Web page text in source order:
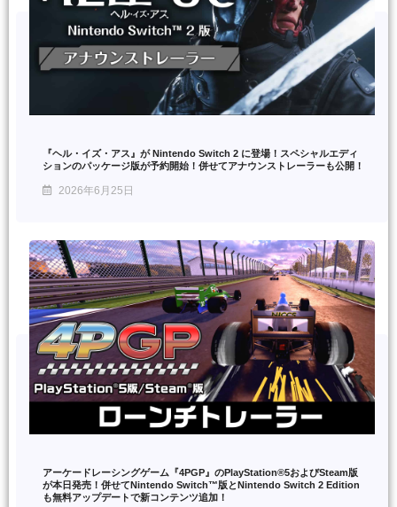
『ヘル・イズ・アス』が Nintendo Switch 2 に登場！スペシャルエディ
ションのパッケージ版が予約開始！併せてアナウンストレーラーも公開！
2026年6月25日
アーケードレーシングゲーム『4PGP』のPlayStation®5およびSteam版
が本日発売！併せてNintendo Switch™版とNintendo Switch 2 Edition
も無料アップデートで新コンテンツ追加！